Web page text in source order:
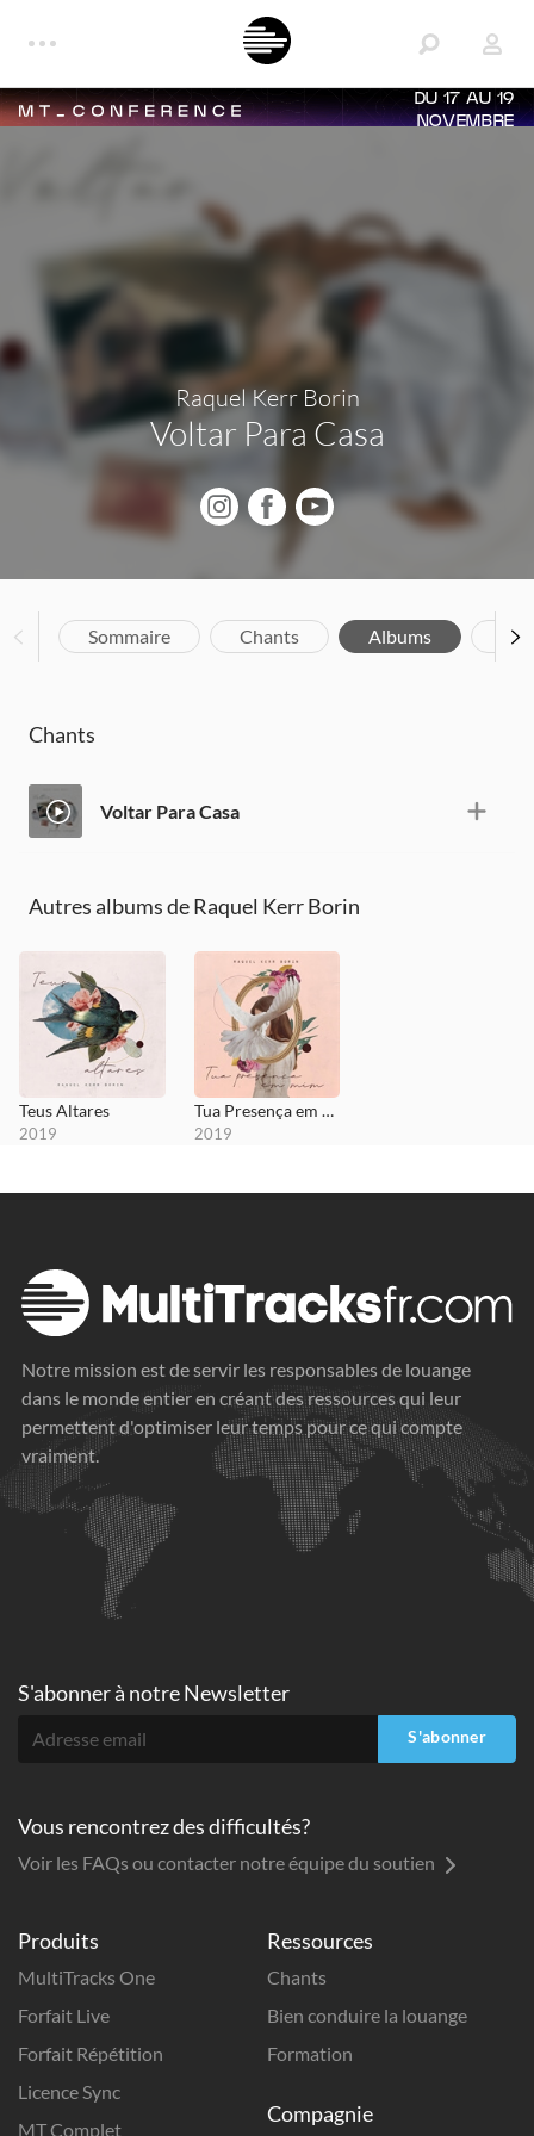
DU 17 AU 19
NOVEMBRE
Raquel Kerr Borin
Voltar Para Casa
Sommaire Chants Albums
Chants
Voltar Para Casa
Autres albums de Raquel Kerr Borin
Teus Altares
2019
Tua Presença em Mim
2019
Notre mission est de servir les responsables de louange
dans le monde entier en créant des ressources qui leur
permettent d'optimiser leur temps pour ce qui compte
vraiment.
Produits
MultiTracks One
Forfait Live
Forfait Répétition
Licence Sync
MT Complet
Ressources
Chants
Bien conduire la louange
Formation
Compagnie
S'abonner à notre Newsletter
S'abonner
Vous rencontrez des difficultés?
Voir les FAQs ou contacter notre équipe du soutien